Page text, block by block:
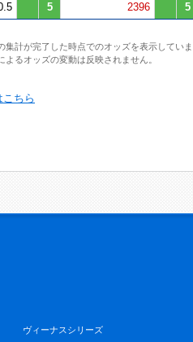
5 2396 5
計が完了した時点でのオッズを表示していま
よるオッズの変動は反映されません。
ちら
ヴィーナスシリーズ